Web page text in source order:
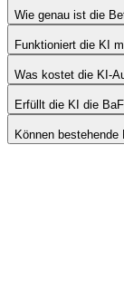
Wie genau ist die
Funktioniert die KI
Was kostet die KI-
Erfüllt die KI die
Können